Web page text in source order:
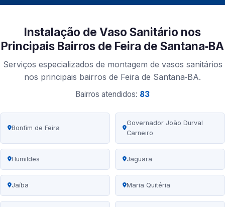
Instalação de Vaso Sanitário nos
Principais Bairros de Feira de Santana‑BA
Serviços especializados de montagem de vasos sanitários
nos principais bairros de Feira de Santana‑BA.
Bairros atendidos: 83
Bonfim de Feira
Governador João Durval
Carneiro
Humildes Jaguara
Jaíba Maria Quitéria